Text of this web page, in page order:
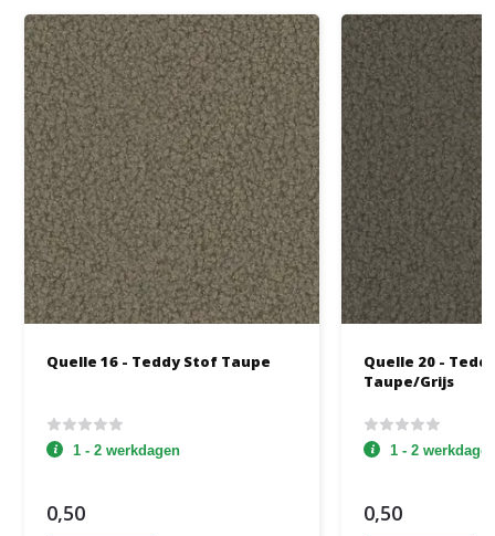
Quelle 16 - Teddy Stof Taupe
1 - 2 werkdagen
0,50
Quelle 20 -
Taupe/Grijs
1 - 2
0,50